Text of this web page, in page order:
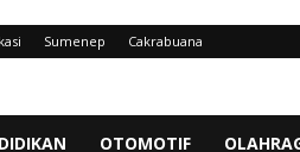
Sumenep Cakrabuana
OTOMOTIF